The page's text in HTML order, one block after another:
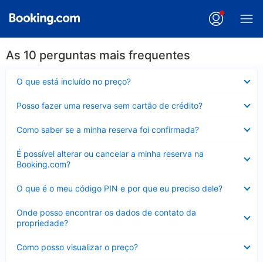
As 10 perguntas mais frequentes
O que está incluído no preço?
Posso fazer uma reserva sem cartão de crédito?
Como saber se a minha reserva foi confirmada?
É possível alterar ou cancelar a minha reserva na
Booking.com?
Contraído
O que é o meu código PIN e por que eu preciso dele?
Onde posso encontrar os dados de contato da
propriedade?
Como posso visualizar o preço?